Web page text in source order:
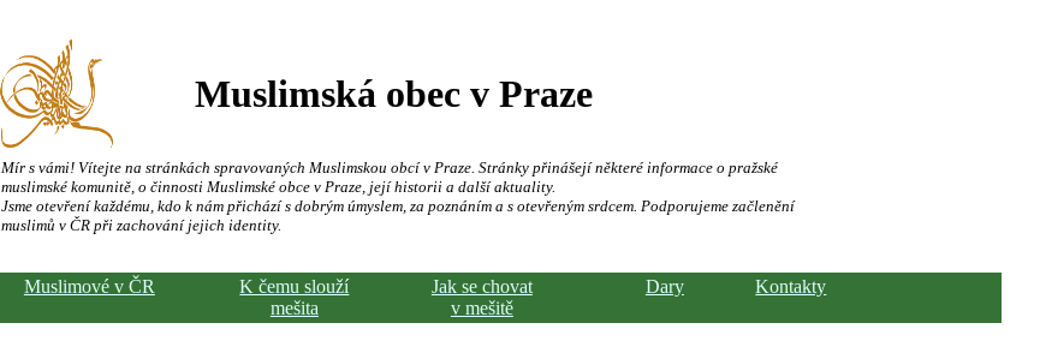
Muslimská obec v Praze
Mír s vámi! Vítejte na stránkách spravovaných Muslimskou obcí v Praze. Stránky přinášejí některé informace o pražské
muslimské komunitě, o činnosti Muslimské obce v Praze, její historii a další aktuality.
Jsme otevření každému, kdo k nám přichází s dobrým úmyslem, za poznáním a s otevřeným srdcem. Podporujeme začlenění
muslimů v ČR při zachování jejich identity.
Muslimové v ČR
K čemu slouží
mešita
Jak se chovat
v mešitě
Dary Kontakty